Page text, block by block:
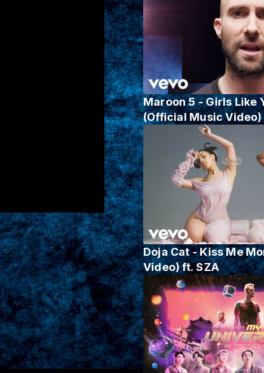
Maroon 5 - Girls Like
(Official Music Video)
Doja Cat - Kiss Me
Video) ft. SZA